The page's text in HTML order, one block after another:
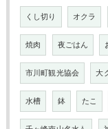
くし切り オクラ
焼肉 夜ごはん
市川町観光協会 大
水槽 鉢 たこ